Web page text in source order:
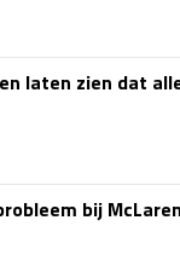
laten zien dat
bij